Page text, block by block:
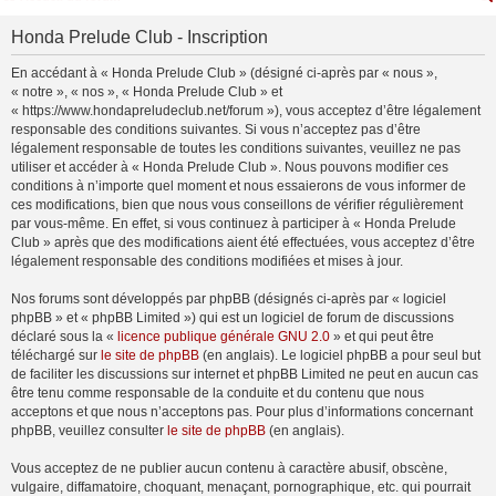
Honda Prelude Club - Inscription
En accédant à « Honda Prelude Club » (désigné ci-après par « nous »,
« notre », « nos », « Honda Prelude Club » et
« https://www.hondapreludeclub.net/forum »), vous acceptez d’être légalement
responsable des conditions suivantes. Si vous n’acceptez pas d’être
légalement responsable de toutes les conditions suivantes, veuillez ne pas
utiliser et accéder à « Honda Prelude Club ». Nous pouvons modifier ces
conditions à n’importe quel moment et nous essaierons de vous informer de
ces modifications, bien que nous vous conseillons de vérifier régulièrement
par vous-même. En effet, si vous continuez à participer à « Honda Prelude
Club » après que des modifications aient été effectuées, vous acceptez d’être
légalement responsable des conditions modifiées et mises à jour.
Nos forums sont développés par phpBB (désignés ci-après par « logiciel
phpBB » et « phpBB Limited ») qui est un logiciel de forum de discussions
déclaré sous la « licence publique générale GNU 2.0 » et qui peut être
téléchargé sur le site de phpBB (en anglais). Le logiciel phpBB a pour seul but
de faciliter les discussions sur internet et phpBB Limited ne peut en aucun cas
être tenu comme responsable de la conduite et du contenu que nous
acceptons et que nous n’acceptons pas. Pour plus d’informations concernant
phpBB, veuillez consulter le site de phpBB (en anglais).
Vous acceptez de ne publier aucun contenu à caractère abusif, obscène,
vulgaire, diffamatoire, choquant, menaçant, pornographique, etc. qui pourrait